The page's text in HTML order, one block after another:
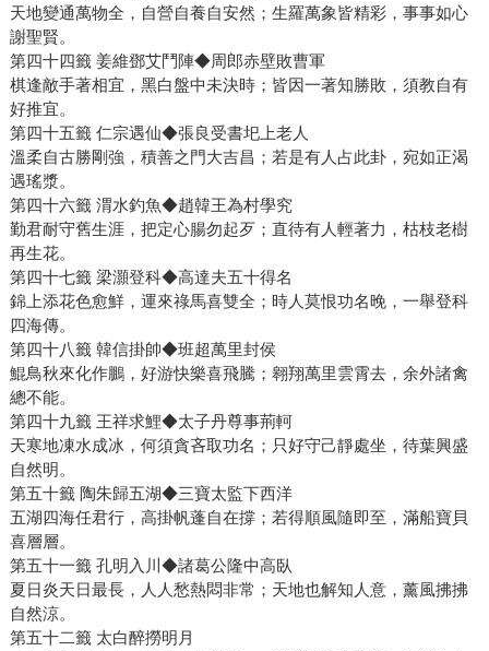
天地變通萬物全，自營自養自安然；生羅萬象皆精彩，事事如心
謝聖賢。
第四十四籤 姜維鄧艾鬥陣◆周郎赤壁敗曹軍
棋逢敵手著相宜，黑白盤中未決時；皆因一著知勝敗，須教自有
好推宜。
第四十五籤 仁宗遇仙◆張良受書圯上老人
溫柔自古勝剛強，積善之門大吉昌；若是有人占此卦，宛如正渴
遇瑤漿。
第四十六籤 渭水釣魚◆趙韓王為村學究
勤君耐守舊生涯，把定心腸勿起歹；直待有人輕著力，枯枝老樹
再生花。
第四十七籤 梁灝登科◆高達夫五十得名
錦上添花色愈鮮，運來祿馬喜雙全；時人莫恨功名晚，一舉登科
四海傳。
第四十八籤 韓信掛帥◆班超萬里封侯
鯤鳥秋來化作鵬，好游快樂喜飛騰；翱翔萬里雲霄去，余外諸禽
總不能。
第四十九籤 王祥求鯉◆太子丹尊事荊軻
天寒地凍水成冰，何須貪吝取功名；只好守己靜處坐，待葉興盛
自然明。
第五十籤 陶朱歸五湖◆三寶太監下西洋
五湖四海任君行，高掛帆蓬自在撐；若得順風隨即至，滿船寶貝
喜層層。
第五十一籤 孔明入川◆諸葛公隆中高臥
夏日炎天日最長，人人愁熱悶非常；天地也解知人意，薰風拂拂
自然涼。
第五十二籤 太白醉撈明月